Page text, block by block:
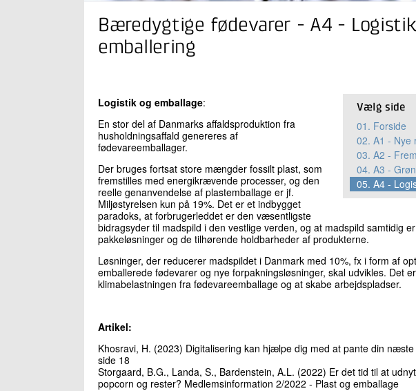
Bæredygtige fødevarer - A4 -
emballering
Vælg side
01. Forside
02. A1 - Nye
03. A2 -
04. A3 -
05. A4 -
Logistik og emballage:
En stor del af Danmarks affaldsproduktion fra
husholdningsaffald genereres af
fødevareemballager.
Der bruges fortsat store mængder fossilt plast, som
fremstilles med energikrævende processer, og den
reelle genanvendelse af plastemballage er jf.
Miljøstyrelsen kun på 19%. Det er et indbygget
paradoks, at forbrugerleddet er den væsentligste
bidragsyder til madspild i den vestlige verden, og at madspild samtidig
pakkeløsninger og de tilhørende holdbarheder af produkterne.
Løsninger, der reducerer madspildet i Danmark med 10%, fx i form af
emballerede fødevarer og nye forpakningsløsninger, skal udvikles. Det
klimabelastningen fra fødevareemballage og at skabe arbejdspladser.
Artikel:
Khosravi, H. (2023) Digitalisering kan hjælpe dig med at pante din
side 18
Storgaard, B.G., Landa, S., Bardenstein, A.L. (2022) Er det tid til at
popcorn og rester? Medlemsinformation 2/2022 - Plast og emballage